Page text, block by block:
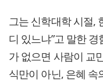
그는 신학대학 시절,
디 있느냐”고 말한
가 없으면 사람이 교
식만이 아닌, 은혜 속